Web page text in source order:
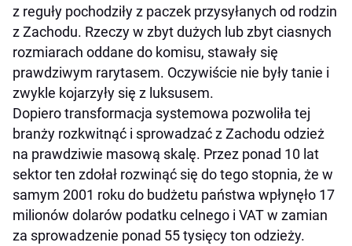
z reguły pochodziły z paczek przysyłanych od rodzin
z Zachodu. Rzeczy w zbyt dużych lub zbyt ciasnych
rozmiarach oddane do komisu, stawały się
prawdziwym rarytasem. Oczywiście nie były tanie i
zwykle kojarzyły się z luksusem.
Dopiero transformacja systemowa pozwoliła tej
branży rozkwitnąć i sprowadzać z Zachodu odzież
na prawdziwie masową skalę. Przez ponad 10 lat
sektor ten zdołał rozwinąć się do tego stopnia, że w
samym 2001 roku do budżetu państwa wpłynęło 17
milionów dolarów podatku celnego i VAT w zamian
za sprowadzenie ponad 55 tysięcy ton odzieży.